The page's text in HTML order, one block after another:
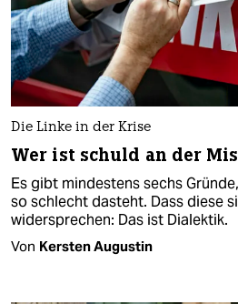
Die Linke in der Krise
Wer ist schuld an der
Es gibt mindestens sechs
so schlecht dasteht. Dass diese
widersprechen: Das ist Dialektik.
Von Kersten Augustin